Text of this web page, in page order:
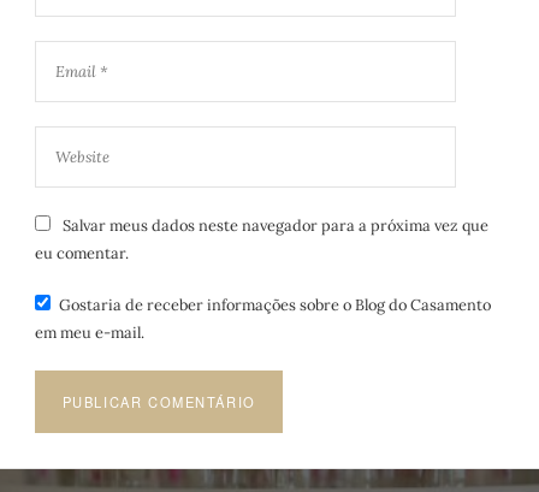
Salvar meus dados neste navegador para a próxima vez que
eu comentar.
Gostaria de receber informações sobre o Blog do Casamento
em meu e-mail.